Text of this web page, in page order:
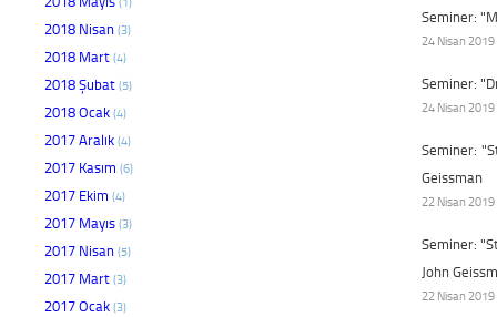
2018 Nisan (3)
2018 Mart (4)
2018 Şubat (5)
2018 Ocak (4)
2017 Aralık (4)
2017 Kasım (6)
2017 Ekim (4)
2017 Mayıs (3)
2017 Nisan (5)
2017 Mart (3)
2017 Ocak (3)
Seminer:
24 Nisan
Seminer:
24 Nisan
Seminer:
Geissman
22 Nisan
Seminer:
John
22 Nisan